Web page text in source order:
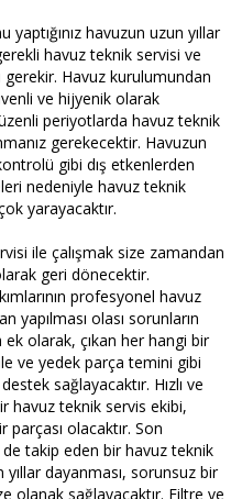
havuzun uzun yıllar
havuz teknik servisi ve
gerekir. Havuz kurulumundan
ve hijyenik olarak
periyotlarda havuz teknik
gerekecektir. Havuzun
gibi dış etkenlerden
nedeniyle havuz teknik
yarayacaktır.
ile çalışmak size zamandan
geri dönecektir.
profesyonel havuz
yapılması olası sorunların
olarak, çıkan her hangi bir
ve yedek parça temini gibi
sağlayacaktır. Hızlı ve
havuz teknik servis ekibi,
olacaktır. Son
takip eden bir havuz teknik
dayanması, sorunsuz bir
olanak sağlayacaktır. Filtre ve